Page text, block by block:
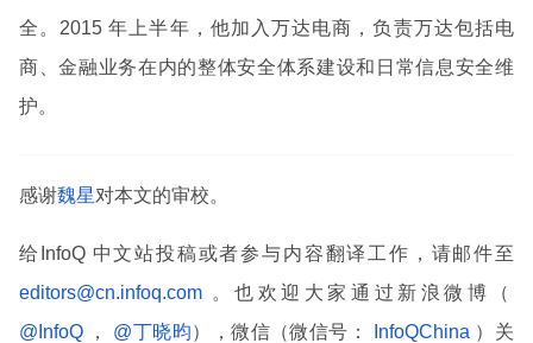
全。2015 年上半年，他加入万达电商，负责万达包括电
商、金融业务在内的整体安全体系建设和日常信息安全维
护。
感谢魏星对本文的审校。
给InfoQ 中文站投稿或者参与内容翻译工作，请邮件至
editors@cn.infoq.com 。也欢迎大家通过新浪微博（
@InfoQ
， @丁晓昀），微信（微信号： InfoQChina ）关